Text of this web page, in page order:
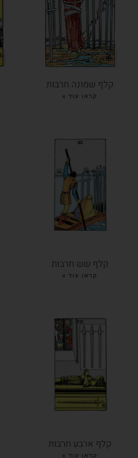
קלף שמונה חרבות
קראו עוד »
קלף שש חרבות
קראו עוד »
קלף ארבע חרבות
קראו עוד »